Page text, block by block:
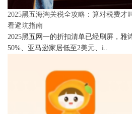
2025黑五海淘关税全攻略：算对税费才
看避坑指南
2025黑五网一的折扣清单已经刷屏，雅
50%、亚马逊家居低至2美元、i..